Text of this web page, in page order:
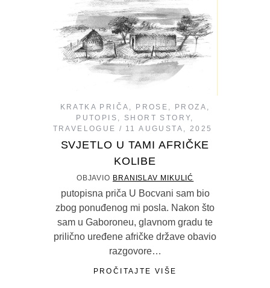
KRATKA PRIČA , PROSE , PROZA ,
PUTOPIS , SHORT STORY,
TRAVELOGUE
11 AUGUSTA, 2025
SVJETLO U TAMI AFRIČKE
KOLIBE
OBJAVIO BRANISLAV MIKULIĆ
putopisna priča U Bocvani sam bio
zbog ponuđenog mi posla. Nakon što
sam u Gaboroneu, glavnom gradu te
prilično uređene afričke države obavio
razgovore…
PROČITAJTE VIŠE